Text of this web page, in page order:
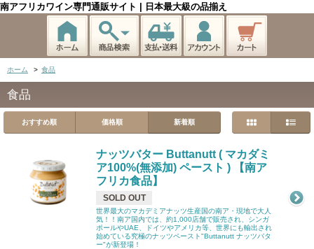
南アフリカワイン専門通販サイト | 日本最大級の品揃え
ホーム > 食品
食品
おすすめ順 価格順 新着順
ナッツバター Buttanutt ( マカダミ
ア100%(無添加) ペースト ) 【南ア
フリカ食品】
SOLD OUT
世界最大のマカデミアナッツ生産国の南ア・現地で大人
気！！南ア国内では、約1,000店舗で販売され、シンガ
ポールやUAE、ドイツやアメリカ等、世界にも輸出され
始めている究極のナッツペースト"Buttanutt ナッツバタ
ー"が新登場！